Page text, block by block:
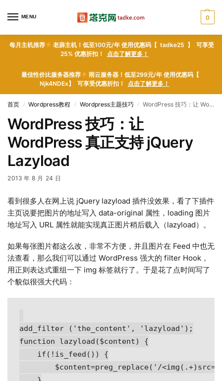
MENU 0
每月主机推荐
老薜主机！低至100元/年 使用优惠码【 tadke25 】 可享受
25% 优惠折扣！ 点击了解更多！
最佳性价比服务器推荐
雨云服务器！低至299元/年 使用优惠码【
Njk4NDEx】 可享受优惠折扣！ 点击了解更多！
首页 / Wordpress教程 / Wordpress主题技巧 / WordPress 技巧：让 WordPress 真正支持 jQuery Lazyload
WordPress 技巧：让
WordPress 真正支持 jQuery
Lazyload
2013 年 8 月 24 日
看到很多人在网上说 jQuery lazyload 插件没效果，看了下插件
主页说要把图片的地址写入 data-original 属性，loading 图片
地址写入 URL 属性就能实现真正图片稍后载入（lazyload）。
如果每张图片都这么改，非常不方便，并且图片在 Feed 中也无
法查看，那么我们可以通过 WordPress 强大的 filter Hook，
用正则表达式重组一下 img 标签就行了。于是花了点时间写了
个貌似很强大代码：
add_filter ('the_content', 'lazyload');
function lazyload($content) {